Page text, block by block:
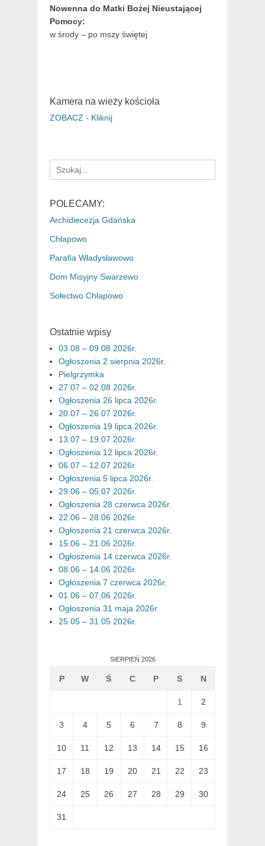
Nowenna do Matki Bożej Nieustającej
Pomocy:
w środy – po mszy świętej
Kamera na wieży kościoła
ZOBACZ - Kliknij
Search
for:
POLECAMY:
Archidiecezja Gdańska
Chłapowo
Parafia Władysławowo
Dom Misyjny Swarzewo
Sołectwo Chłapowo
Ostatnie wpisy
03.08 – 09.08 2026r.
Ogłoszenia 2 sierpnia 2026r.
Pielgrzymka
27.07 – 02.08 2026r.
Ogłoszenia 26 lipca 2026r.
20.07 – 26.07 2026r.
Ogłoszenia 19 lipca 2026r.
13.07 – 19.07 2026r.
Ogłoszenia 12 lipca 2026r.
06.07 – 12.07 2026r.
Ogłoszenia 5 lipca 2026r.
29.06 – 05.07 2026r.
Ogłoszenia 28 czerwca 2026r.
22.06 – 28.06 2026r.
Ogłoszenia 21 czerwca 2026r.
15.06 – 21.06 2026r.
Ogłoszenia 14 czerwca 2026r.
08.06 – 14.06 2026r.
Ogłoszenia 7 czerwca 2026r.
01.06 – 07.06 2026r.
Ogłoszenia 31 maja 2026r.
25.05 – 31.05 2026r.
SIERPIEŃ 2026
P W Ś C P S N
1 2
3 4 5 6 7 8 9
10 11 12 13 14 15 16
17 18 19 20 21 22 23
24 25 26 27 28 29 30
31